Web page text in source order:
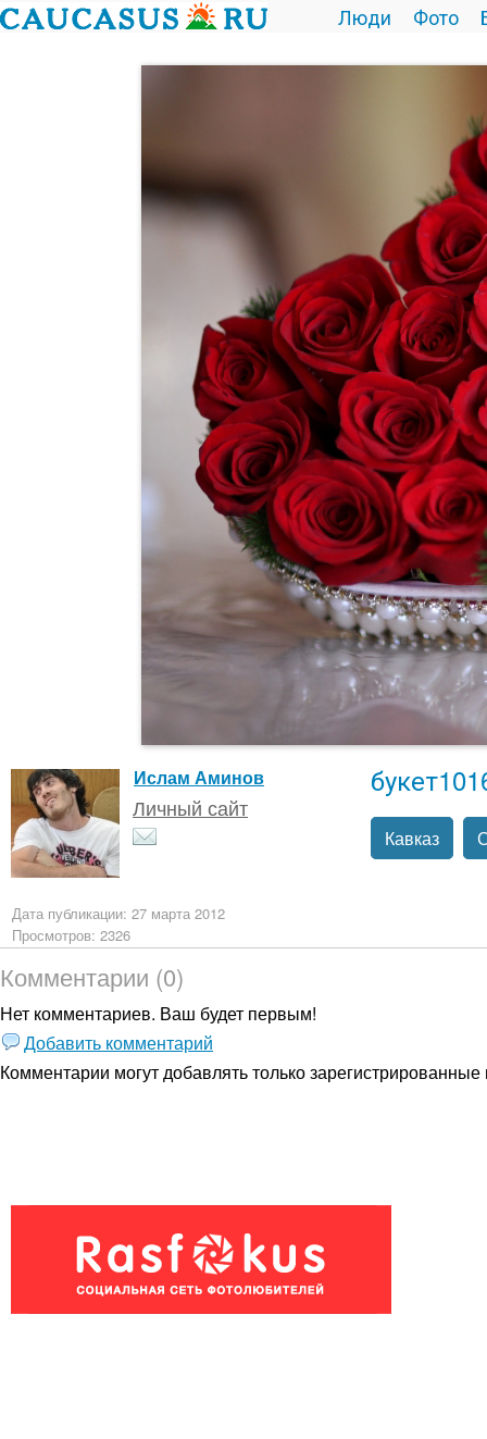
Люди Фото
Ислам Аминов
Личный сайт
Кавказ
Дата публикации: 27 марта 2012
Просмотров: 2326
Комментарии (0)
Нет комментариев. Ваш будет первым!
Добавить комментарий
Комментарии могут добавлять толькозарегистрированные